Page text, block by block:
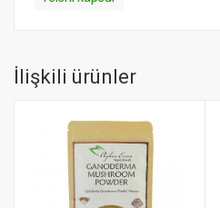
İlişkili ürünler